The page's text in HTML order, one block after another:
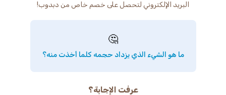
البريد الإلكتروني لتحصل على خصم خاص من دبدوب!
🤔
ما هو الشيء الذي يزداد حجمه كلما أخذت منه؟
عرفت الإجابة؟